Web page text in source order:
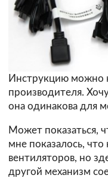
Инструкцию можно
производителя.
она одинакова для
Может показаться,
мне показалось, что
вентиляторов, но
другой механизм